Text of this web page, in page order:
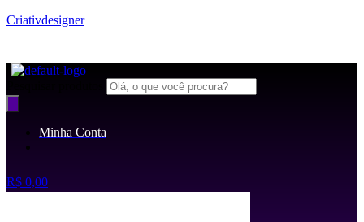
Criativdesigner
Minha Conta
R$ 0,00